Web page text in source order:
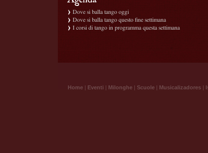
Dove si balla tango oggi
Dove si balla tango questo fine settimana
I corsi di tango in programma questa settimana
Home | Eventi | Milonghe | Scuole | Musicalizadores |